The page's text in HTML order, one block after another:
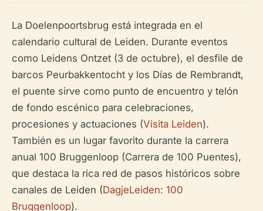
La Doelenpoortsbrug está integrada en el
calendario cultural de Leiden. Durante eventos
como Leidens Ontzet (3 de octubre), el desfile de
barcos Peurbakkentocht y los Días de Rembrandt,
el puente sirve como punto de encuentro y telón
de fondo escénico para celebraciones,
procesiones y actuaciones (Visita Leiden).
También es un lugar favorito durante la carrera
anual 100 Bruggenloop (Carrera de 100 Puentes),
que destaca la rica red de pasos históricos sobre
canales de Leiden (DagjeLeiden: 100
Bruggenloop).